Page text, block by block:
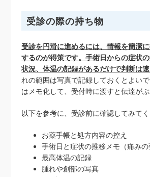
受診の際の持ち物
受診を円滑に進めるには、情報を簡潔
するのが得策です。手術日からの症状
状況、体温の記録があるだけで判断は速
れの範囲は写真で記録しておくとよい
はメモ化して、受付時に渡すと伝達がぶ
以下を参考に、受診前に確認してみてく
お薬手帳と処方内容の控え
手術日と症状の推移メモ（痛みの
最高体温の記録
腫れや創部の写真